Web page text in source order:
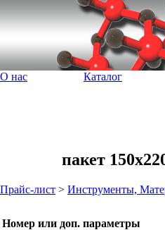
О нас Каталог
пакет
Прайс-лист > Инструменты,
Номер или доп. параметры